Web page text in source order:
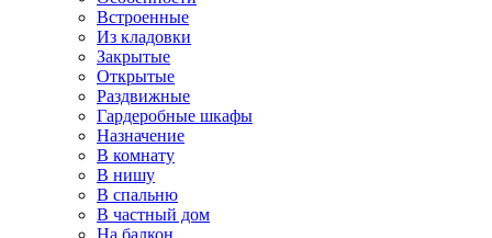
Встроенные
Из кладовки
Закрытые
Открытые
Раздвижные
Гардеробные шкафы
Назначение
В комнату
В нишу
В спальню
В частный дом
На балкон